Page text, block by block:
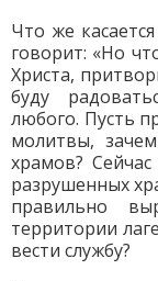
Что же
говорит: «Но
Христа,
буду
любого. Пусть
молитвы,
храмов?
разрушенных
правильно
территории
вести службу?